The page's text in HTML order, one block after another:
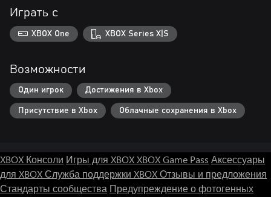
Играть с
XBOX One XBOX Series X|S
Возможности
Один игрок Достижения в Xbox
Присутствие в Xbox Облачные сохранения в Xbox
XBOX Консоли Игры для XBOXXBOX Game Pass Аксессуары
для XBOXСлужба поддержки XBOXОтзывы и предложения
Стандарты сообщества Предупреждение о фотогенных